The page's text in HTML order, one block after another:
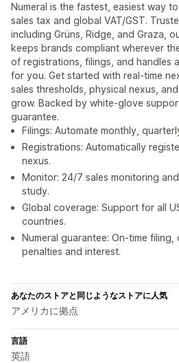
Numeral is the fastest, easiest way
sales tax and global VAT/GST.
including Grüns, Ridge, and Graza,
keeps brands compliant wherever
of registrations, filings, and handles
for you. Get started with real-time
sales thresholds, physical nexus,
grow. Backed by white-glove
guarantee.
Filings: Automate monthly,
Registrations: Automatically
nexus.
Monitor: 24/7 sales monitoring
study.
Global coverage: Support for all
countries.
Numeral guarantee: On-time
penalties and interest.
あなたのストアと同じようなストアに人気
アメリカに拠点
言語
英語